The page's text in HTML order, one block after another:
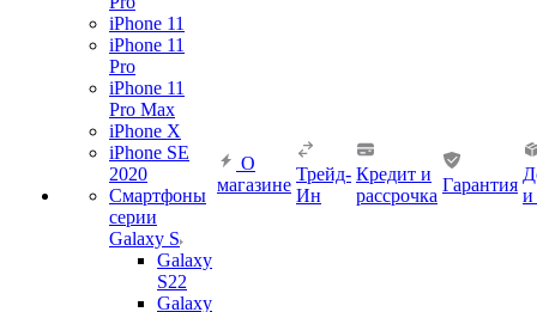
iPhone 11
iPhone 11
Pro
iPhone 11
Pro Max
iPhone X
iPhone SE
2020
Смартфоны
серии
Galaxy S
Galaxy
S22
Galaxy
О
магазине
Трейд-
Ин
Кредит и
рассрочка
Гарантия
и